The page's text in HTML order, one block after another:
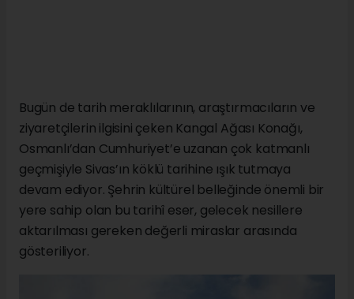
Bugün de tarih meraklılarının, araştırmacıların ve
ziyaretçilerin ilgisini çeken Kangal Ağası Konağı,
Osmanlı’dan Cumhuriyet’e uzanan çok katmanlı
geçmişiyle Sivas’ın köklü tarihine ışık tutmaya
devam ediyor. Şehrin kültürel belleğinde önemli bir
yere sahip olan bu tarihî eser, gelecek nesillere
aktarılması gereken değerli miraslar arasında
gösteriliyor.